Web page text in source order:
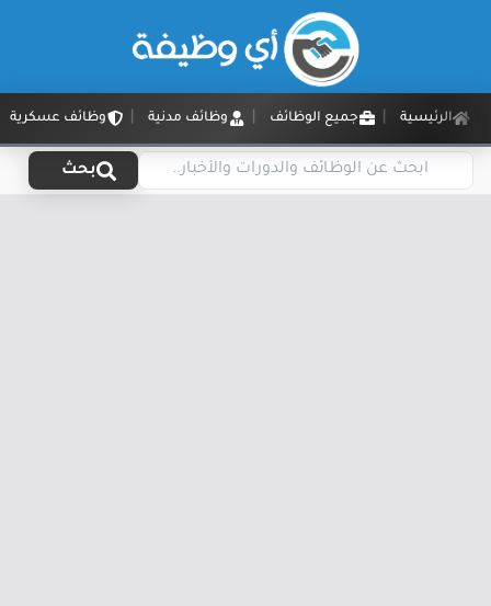
الرئيسية جميع الوظائف وظائف مدنية وظائف عسكرية
بحث